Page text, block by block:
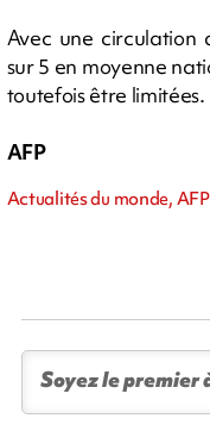
Avec une circulation
sur 5 en moyenne
toutefois être limitées.
AFP
Actualités du monde, AFP